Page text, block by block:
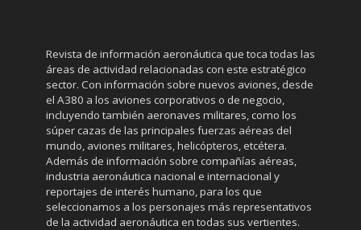
Revista de información aeronáutica que toca todas las
áreas de actividad relacionadas con este estratégico
sector. Con información sobre nuevos aviones, desde
el A380 a los aviones corporativos o de negocio,
incluyendo también aeronaves militares, como los
súper cazas de las principales fuerzas aéreas del
mundo, aviones militares, helicópteros, etcétera.
Además de información sobre compañías aéreas,
industria aeronáutica nacional e internacional y
reportajes de interés humano, para los que
seleccionamos a los personajes más representativos
de la actividad aeronáutica en todas sus vertientes.